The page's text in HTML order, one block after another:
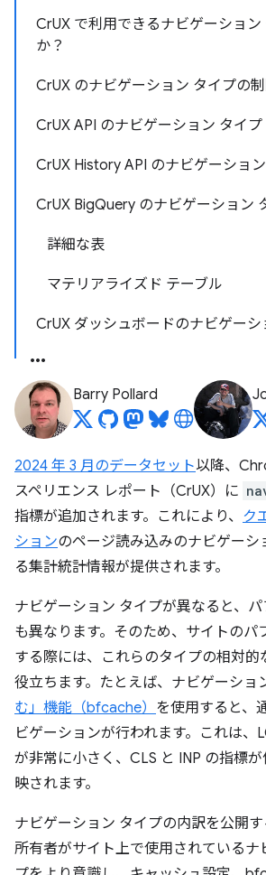
CrUX で利用できるナビゲーショ
か？
CrUX のナビゲーション タイプの
CrUX API のナビゲーション タイプ
CrUX History API のナビゲーショ
CrUX BigQuery のナビゲーション
詳細な表
マテリアライズド テーブル
CrUX ダッシュボードのナビゲー
Barry Pollard
2024 年 3 月のデータセット以降、
スペリエンス レポート（CrUX）に
指標が追加されます。これにより、 ク
ションのページ読み込みのナビゲーシ
る集計統計情報が提供されます。
ナビゲーション タイプが異なると、
も異なります。そのため、サイトのパ
する際には、これらのタイプの相対的
役立ちます。たとえば、ナビゲーショ
む」機能（bfcache） を使用すると、
ビゲーションが行われます。これは、
が非常に小さく、CLS と INP の指標
映されます。
ナビゲーション タイプの内訳を公開
所有者がサイト上で使用されているナ